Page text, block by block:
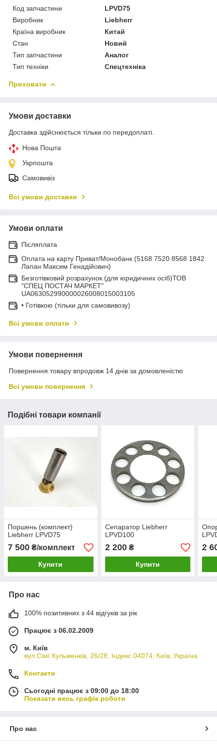
Код запчастини
LPVD75
Виробник
Liebherr
Країна виробник
Китай
Стан
Новий
Тип запчастини
Аналог
Тип техніки
Спецтехніка
Приховати
Умови доставки
Доставка здійснюється тільки по передоплаті.
Нова Пошта
Укрпошта
Самовивіз
Всі умови доставки
Умови оплати
Післяплата
Оплата на карту Приват/Монобанк (5168 7520 8568 1842
Лапан Максим Генадійович)
Безготівковий розрахунок (для юридичних осіб)ТОВ
"СПЕЦ ПОСТАЧ МАРКЕТ"
UA063052990000026008015003105
• Готівкою (тільки для самовивозу)
Всі умови оплати
Умови повернення
Повернення товару впродовж 14 днів за домовленістю
Всі умови повернення
Подібні товари компанії
Поршень (комплект)
Liebherr LPVD75
7 500 ₴/комплект
Купити
Сепаратор Liebherr
LPVD100
2 200₴
Купити
2
Про нас
100% позитивних з 44 відгуків за рік
Працює з 06.02.2009
м. Київ
вул.Сімї Кульженків, 26/28, Індекс 04074, Київ, Україна
Контакти
Сьогодні працює з 09:00 до 18:00
Показати весь графік роботи
Про нас